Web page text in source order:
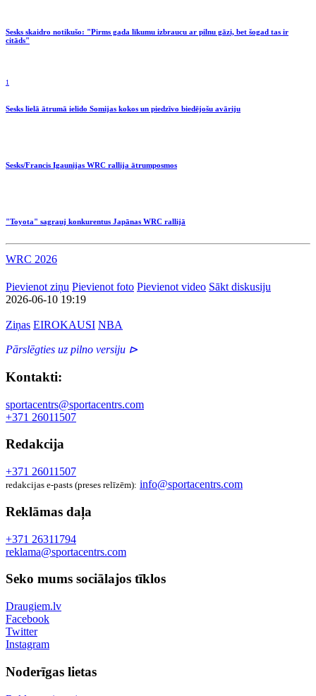
Sesks skaidro notikušo: "Pirms gada līkumu izbraucu ar pilnu gāzi, bet šogad tas ir
citāds"
1
Sesks lielā ātrumā ielido Somijas kokos un piedzīvo biedējošu avāriju
Sesks/Francis Igaunijas WRC rallija ātrumposmos
"Toyota" sagrauj konkurentus Japānas WRC rallijā
WRC 2026
Pievienot ziņu Pievienot foto Pievienot video Sākt diskusiju
2026-06-10 19:19
Ziņas EIROKAUSI NBA
Pārslēgties uz pilno versiju ⊳
Kontakti:
sportacentrs@sportacentrs.com
+371 26011507
Redakcija
+371 26011507
redakcijas e-pasts (preses relīzēm): info@sportacentrs.com
Reklāmas daļa
+371 26311794
reklama@sportacentrs.com
Seko mums sociālajos tīklos
Draugiem.lv
Facebook
Twitter
Instagram
Noderīgas lietas